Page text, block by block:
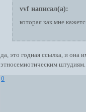
vvf написал(а):
которая как мне
да, это годная ссылка, и
этносемиотическим штудиям.
0